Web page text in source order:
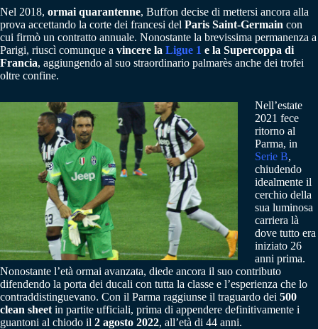
Nel 2018, ormai quarantenne, Buffon decise di mettersi ancora alla
prova accettando la corte dei francesi del Paris Saint-Germain con
cui firmò un contratto annuale. Nonostante la brevissima permanenza a
Parigi, riuscì comunque a vincere la Ligue 1 e la Supercoppa di
Francia, aggiungendo al suo straordinario palmarès anche dei trofei
oltre confine.
Nell’estate
2021 fece
ritorno al
Parma, in
Serie B,
chiudendo
idealmente il
cerchio della
sua luminosa
carriera là
dove tutto era
iniziato 26
anni prima.
Nonostante l’età ormai avanzata, diede ancora il suo contributo
difendendo la porta dei ducali con tutta la classe e l’esperienza che lo
contraddistinguevano. Con il Parma raggiunse il traguardo dei 500
clean sheet in partite ufficiali, prima di appendere definitivamente i
guantoni al chiodo il 2 agosto 2022, all’età di 44 anni.